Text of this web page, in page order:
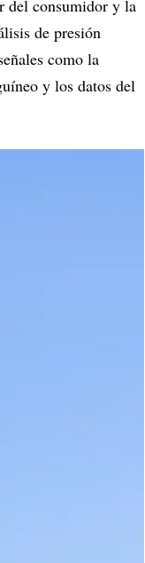
del consumidor y la
de presión
como la
y los datos del